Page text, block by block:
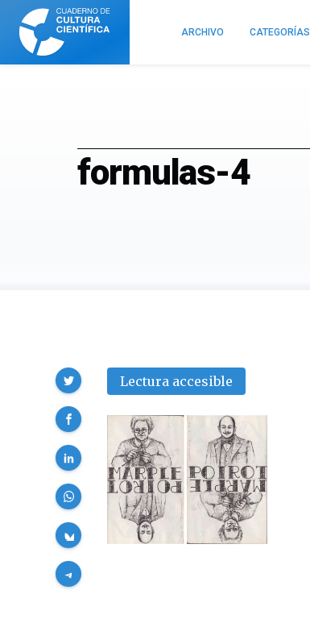
Cuaderno
Cultura
Científica
ARCHIVO CATEGORÍAS
formulas-4
Lectura accesible
Compartir